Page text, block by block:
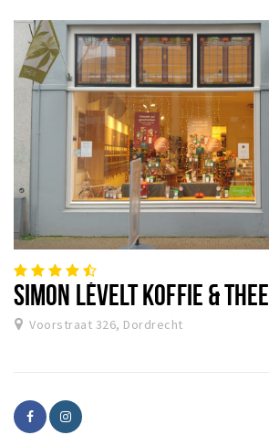
SIMON LÉVELT KOFFIE & THEE
Voorstraat 326, Dordrecht